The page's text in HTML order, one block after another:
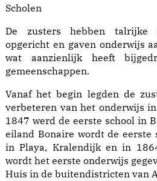
Scholen
De zusters hebben talrijke
opgericht en gaven onderwijs
wat aanzienlijk heeft
gemeenschappen.
Vanaf het begin legden de
verbeteren van het onderwijs
1847 werd de eerste school in
eiland Bonaire wordt de eerste
in Playa, Kralendijk en in
wordt het eerste onderwijs
Huis in de buitendistricten van